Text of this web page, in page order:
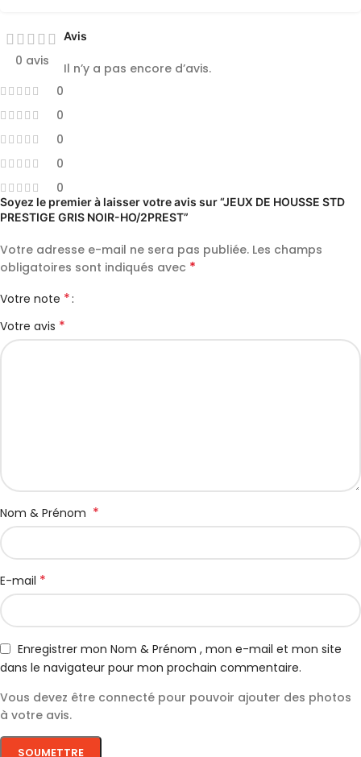
0 avis
0
0
0
0
0
Avis
Il n’y a pas encore d’avis.
Soyez le premier à laisser votre avis sur “JEUX DE HOUSSE STD
PRESTIGE GRIS NOIR-HO/2PREST”
Votre adresse e-mail ne sera pas publiée. Les champs
obligatoires sont indiqués avec *
Votre note *
Votre avis *
Nom & Prénom *
E-mail *
Enregistrer mon Nom & Prénom , mon e-mail et mon site
dans le navigateur pour mon prochain commentaire.
Vous devez être connecté pour pouvoir ajouter des photos
à votre avis.